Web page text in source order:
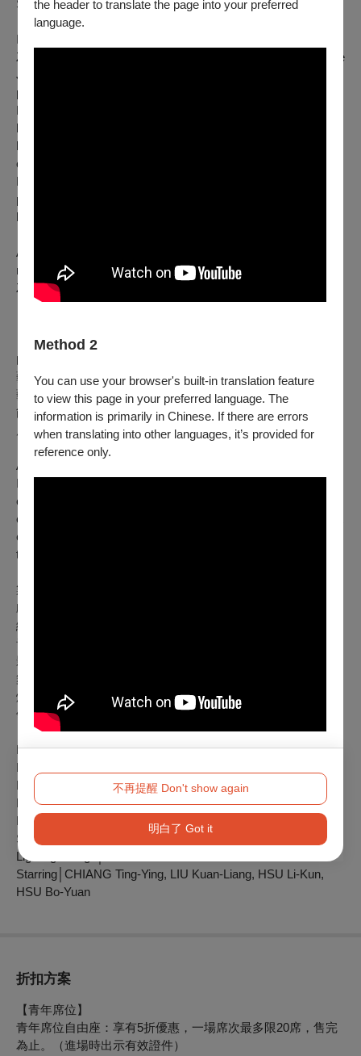
the header to translate the page into your preferred
language.
Method 2
You can use your browser's built-in translation feature
to view this page in your preferred language. The
information is primarily in Chinese. If there are errors
when translating into other languages, it’s provided for
reference only.
不再提醒 Don't show again
明白了 Got it
Synopsis
Inspired by Ji Jun-Xiang’s poetic drama THE ORPHAN OF
ZHAO in Yuan Dynasty, Taiwanese playwright and director Lee
Ji-Wen’s THE ORPHAN IN 1399 set the classical historical
play on the stage of the civil war period (1399-1402 ) in Ming
Dynasty. Prince of Ning ( Zhu Quan ) was kidnaped by his
brother Prince of Yan ( Zhu Di, who became Yongle Emperor
later) and was forced to betray his nephew Jianwen Emperor,
or he and his family will all die! Three players from Prince of
Ning’s theatre troupe came to the Forbidden City, and
performed THE ORPHAN OF ZHAO with their lord, doing their
best to save their lives!
All 13 characters are played by only 4 actors. This production
recreates the rare and splendid stage performance of Yuan
Zaju.
「正在動映有限公司」是由一群跨領域的專業創作人共同築成
的平台。結合了動畫、影像、音樂、劇場、表演藝術等各領域
藝術家，突破以單一藝術門類、團隊為主導的創作思維，建立
藝術家的跨團隊創作模式，以協同合作帶動藝術教育與推廣的
能量，創造獨特、誠摯、細膩的內容，感動當代人的心靈，呼
應時代的藝術需求。
A Studio A Lab is a collaboration platform for crossover artists.
It offers services of animation and film production, cultural and
creative contents, and performing arts. Connecting art
categories and combining creative teams, artists from different
companies join together to move your heart with exquisite and
touching contents.
製作人│楊崧正、李季紋
戲劇顧問｜徐亞湘
編劇/導演｜李季紋
音樂設計/編腔｜陳歆翰
影像設計｜楊崧正
舞台設計│吳維緯
燈光設計│陳俊佑
領銜主演│江亭瑩、劉冠良、許麗坤、許博淵
Producer│YANG Sung-Cheng, LEE Ji-Wen
Dramaturg｜HSU Ya-Hsiang
Playwright and Director｜LEE Ji-Wen
Music Composition｜CHEN Hsin-Han
Multi-image Design｜YANG Sung-Cheng
Stage Design│WU Wei-Wei
Lighting Design│CHEN Jun-You
Starring│CHIANG Ting-Ying, LIU Kuan-Liang, HSU Li-Kun,
HSU Bo-Yuan
折扣方案
【青年席位】
青年席位自由座：享有5折優惠，一場席次最多限20席，售完
為止。（進場時出示有效證件）